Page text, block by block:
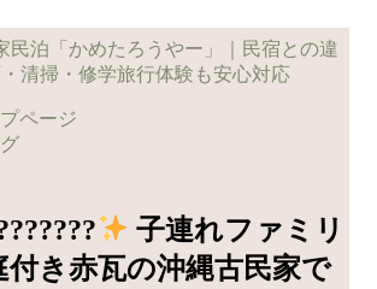
プページ
子連れファミリ
付き赤瓦の沖縄古民家で